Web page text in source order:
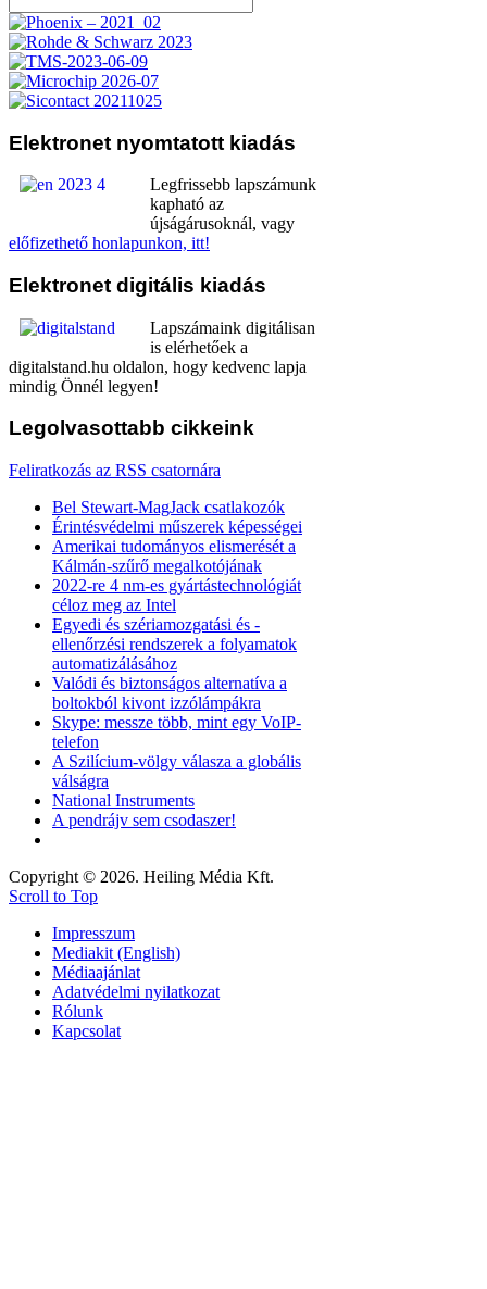
Elektronet nyomtatott kiadás
Legfrissebb lapszámunk
kapható az
újságárusoknál, vagy
előfizethető honlapunkon, itt!
Elektronet digitális kiadás
Lapszámaink digitálisan
is elérhetőek a
digitalstand.hu oldalon, hogy kedvenc lapja
mindig Önnél legyen!
Legolvasottabb cikkeink
Feliratkozás az RSS csatornára
Bel Stewart-MagJack csatlakozók
Érintésvédelmi műszerek képességei
Amerikai tudományos elismerését a
Kálmán-szűrő megalkotójának
2022-re 4 nm-es gyártástechnológiát
céloz meg az Intel
Egyedi és szériamozgatási és -
ellenőrzési rendszerek a folyamatok
automatizálásához
Valódi és biztonságos alternatíva a
boltokból kivont izzólámpákra
Skype: messze több, mint egy VoIP-
telefon
A Szilícium-völgy válasza a globális
válságra
National Instruments
A pendrájv sem csodaszer!
Copyright © 2026. Heiling Média Kft.
Scroll to Top
Impresszum
Mediakit (English)
Médiaajánlat
Adatvédelmi nyilatkozat
Rólunk
Kapcsolat